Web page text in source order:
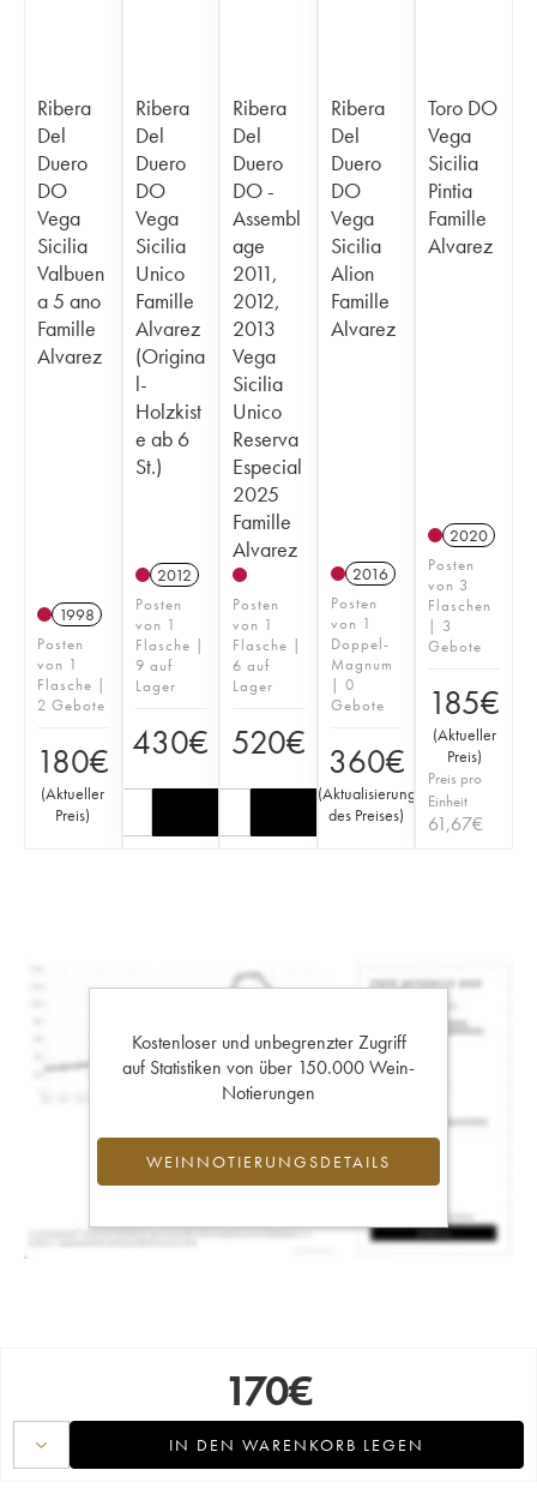
Ribera
Del
Duero
DO
Vega
Sicilia
Valbuen
a 5 ano
Famille
Alvarez
1998
Posten
von 1
Flasche |
2 Gebote
180€
(Aktueller
Preis)
Ribera
Del
Duero
DO
Vega
Sicilia
Unico
Famille
Alvarez
(Origina
l-
Holzkist
e ab 6
St.)
2012
Posten
von 1
Flasche |
9 auf
Lager
430€
Ribera
Del
Duero
DO -
Assembl
age
2011,
2012,
2013
Vega
Sicilia
Unico
Reserva
Especial
2025
Famille
Alvarez
Posten
von 1
Flasche |
6 auf
Lager
520€
Ribera
Del
Duero
DO
Vega
Sicilia
Alion
Famille
Alvarez
2016
Posten
von 1
Doppel-
Magnum
| 0
Gebote
360€
(Aktualisierung
des Preises)
Toro DO
Vega
Sicilia
Pintia
Famille
Alvarez
2020
Posten
von 3
Flaschen
| 3
Gebote
185€
(Aktueller
Preis)
Preis pro
Einheit
61,67€
Kostenloser und unbegrenzter Zugriff
auf Statistiken von über 150.000 Wein-
Notierungen
WEINNOTIERUNGSDETAILS
170€
IN DEN WARENKORB LEGEN